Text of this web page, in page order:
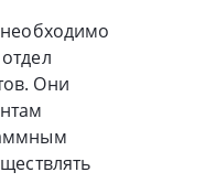
Они